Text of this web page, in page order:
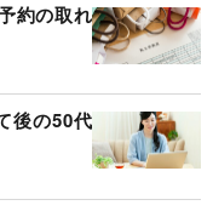
約の取れ
後の50代